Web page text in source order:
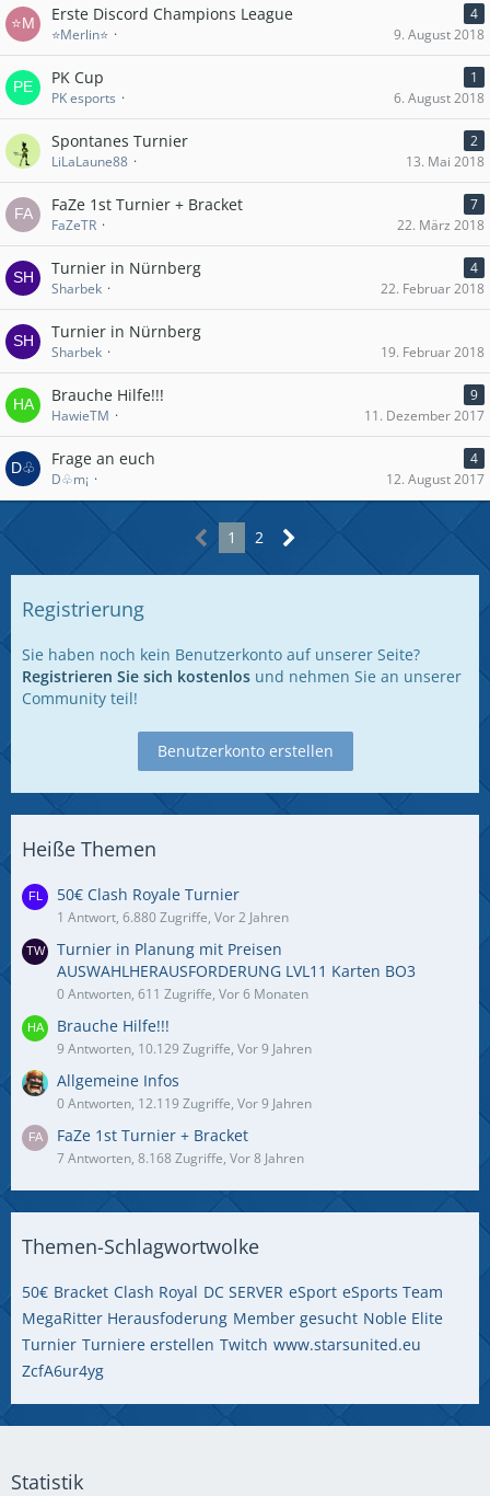
Erste Discord Champions League
4
⭐Merlin⭐
9. August 2018
PK Cup
1
PK esports
6. August 2018
Spontanes Turnier
2
LiLaLaune88
13. Mai 2018
FaZe 1st Turnier + Bracket
7
FaZeTR
22. März 2018
Turnier in Nürnberg
4
Sharbek
22. Februar 2018
Turnier in Nürnberg
Sharbek 19. Februar 2018
Brauche Hilfe!!!
9
HawieTM
11. Dezember 2017
Frage an euch
4
D♧m¡
12. August 2017
1 2
Registrierung
Sie haben noch kein Benutzerkonto auf unserer Seite?
Registrieren Sie sich kostenlos und nehmen Sie an unserer
Community teil!
Benutzerkonto erstellen
Heiße Themen
50€ Clash Royale Turnier
1 Antwort, 6.880 Zugriffe, Vor 2 Jahren
Turnier in Planung mit Preisen
AUSWAHLHERAUSFORDERUNG LVL11 Karten BO3
0 Antworten, 611 Zugriffe, Vor 6 Monaten
Brauche Hilfe!!!
9 Antworten, 10.129 Zugriffe, Vor 9 Jahren
Allgemeine Infos
0 Antworten, 12.119 Zugriffe, Vor 9 Jahren
FaZe 1st Turnier + Bracket
7 Antworten, 8.168 Zugriffe, Vor 8 Jahren
Themen-Schlagwortwolke
50€ Bracket Clash Royal DC SERVER eSport eSports Team
MegaRitter Herausfoderung Member gesucht Noble Elite
Turnier Turniere erstellen Twitch www.starsunited.eu
ZcfA6ur4yg
Statistik